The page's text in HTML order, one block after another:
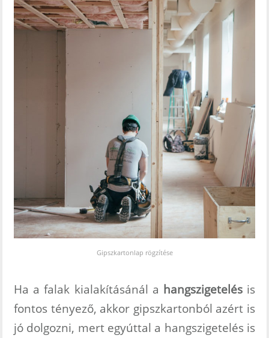
Gipszkartonlap rögzítése
Ha a falak kialakításánál a hangszigetelésis
fontos tényező, akkor gipszkartonból azért is
jó dolgozni, mert egyúttal a hangszigetelés is